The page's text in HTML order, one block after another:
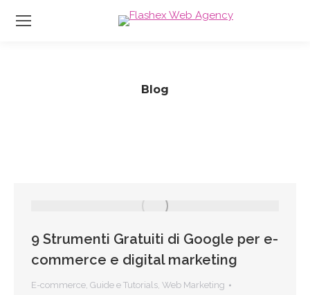
Blog
9 Strumenti Gratuiti di Google per e-
commerce e digital marketing
E-commerce, Guide e Tutorials, Web Marketing